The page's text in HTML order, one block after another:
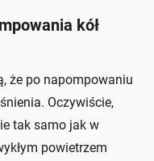
kół
że po napompowaniu
Oczywiście,
tak samo jak w
powietrzem